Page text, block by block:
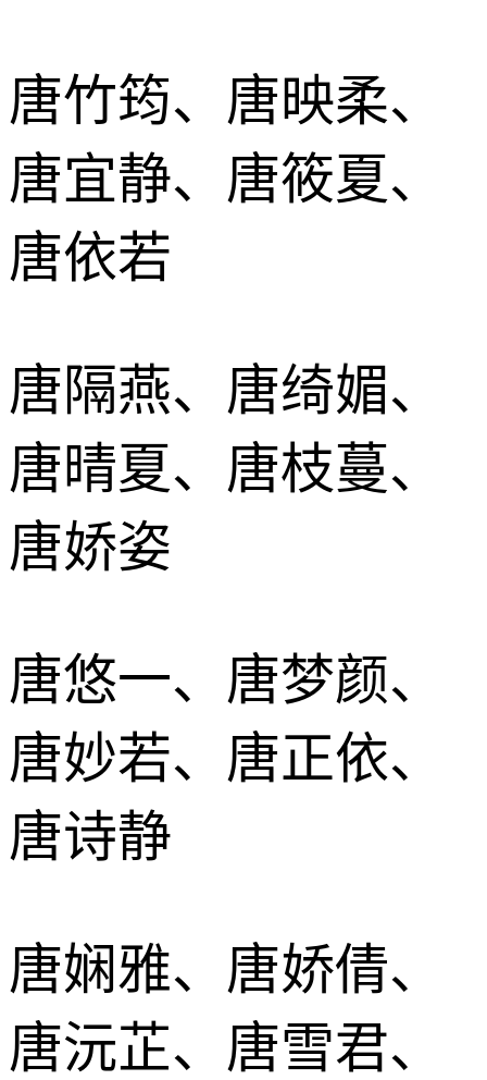
唐竹筠、唐映柔、
唐宜静、唐筱夏、
唐依若
唐隔燕、唐绮媚、
唐晴夏、唐枝蔓、
唐娇姿
唐悠一、唐梦颜、
唐妙若、唐正依、
唐诗静
唐娴雅、唐娇倩、
唐沅芷、唐雪君、